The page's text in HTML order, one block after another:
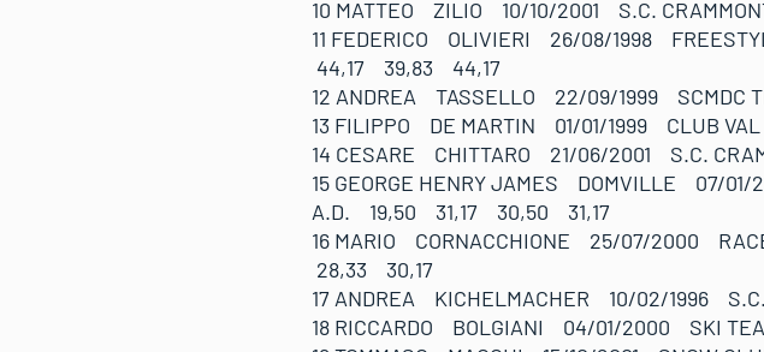
10 MATTEO ZILIO 10/10/2001 S.C.
11 FEDERICO OLIVIERI 26/08/1998
44,17 39,83 44,17
12 ANDREA TASSELLO 22/09/1999
13 FILIPPO DE MARTIN 01/01/1999 CLUB
14 CESARE CHITTARO 21/06/2001 S.C.
15 GEORGE HENRY JAMES DOMVILLE 07/01/
A.D. 19,50 31,17 30,50 31,17
16 MARIO CORNACCHIONE 25/07/2000
28,33 30,17
17 ANDREA KICHELMACHER 10/02/1996
18 RICCARDO BOLGIANI 04/01/2000 SKI